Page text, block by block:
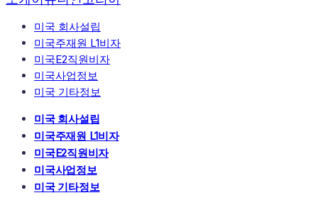
미국 회사설립
미국주재원 L1비자
미국E2직원비자
미국사업정보
미국 기타정보
미국 회사설립
미국주재원 L1비자
미국E2직원비자
미국사업정보
미국 기타정보